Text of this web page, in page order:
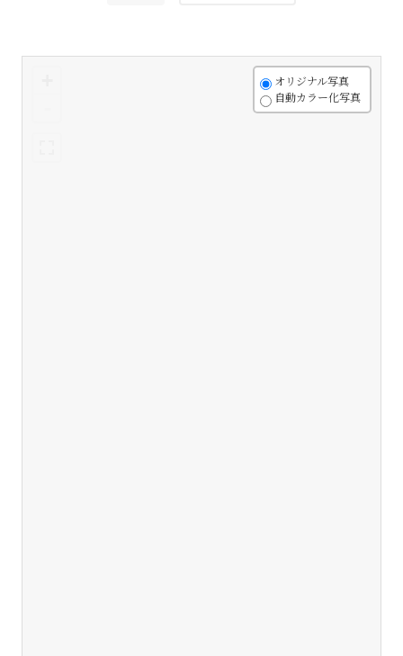
オリジナル写真
自動カラー化写真